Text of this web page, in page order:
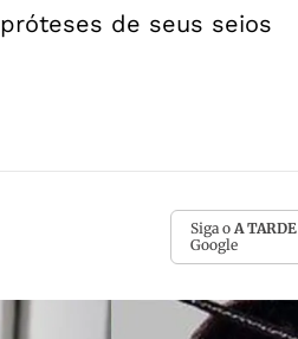
de seus seios
Siga o A TARDE
Google